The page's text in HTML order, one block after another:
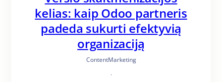
kelias: kaip Odoo partneris
padeda sukurti efektyvią
organizaciją
ContentMarketing
·